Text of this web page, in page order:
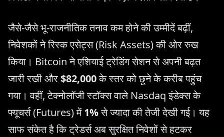
जैसे-जैसे भू-राजनीतिक तनाव कम होने की उम्मीदें बढ़ीं,
निवेशकों ने रिस्क एसेट्स (Risk Assets) की ओर रुख
किया। Bitcoin ने एशियाई ट्रेडिंग सेशन से अपनी बढ़त
जारी रखी और$82,000के स्तर को छूने के करीब पहुंच
गया। वहीं, टेक्नोलॉजी स्टॉक्स वाले Nasdaq इंडेक्स के
फ्यूचर्स (Futures) में1%से ज्यादा की तेजी देखी गई। यह
साफ संकेत है कि ट्रेडर्स अब सुरक्षित निवेशों से हटकर